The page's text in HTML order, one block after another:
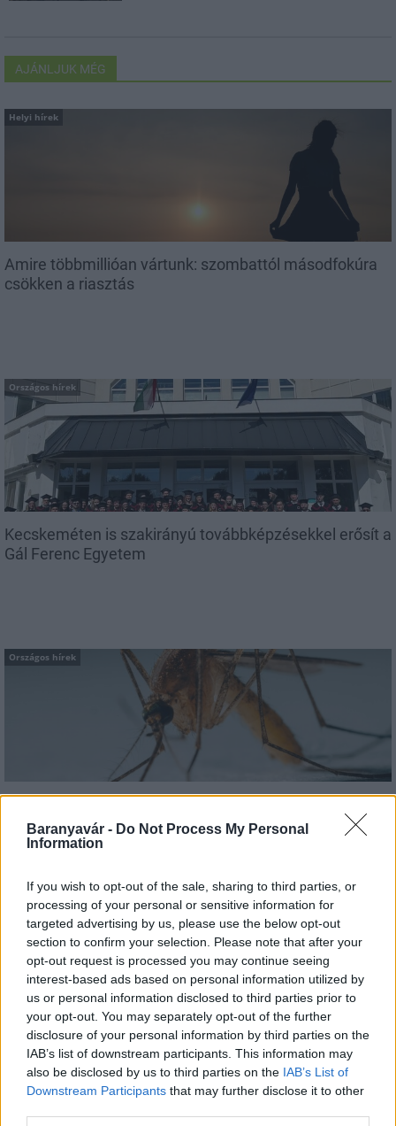
Baranyavár - Do Not Process My Personal
Information
If you wish to opt-out of the sale, sharing to third parties, or
processing of your personal or sensitive information for
targeted advertising by us, please use the below opt-out
section to confirm your selection. Please note that after your
opt-out request is processed you may continue seeing
interest-based ads based on personal information utilized by
us or personal information disclosed to third parties prior to
your opt-out. You may separately opt-out of the further
disclosure of your personal information by third parties on the
IAB’s list of downstream participants. This information may
also be disclosed by us to third parties on the IAB’s List of
Downstream Participants that may further disclose it to other
AJÁNLJUK MÉG
Helyi hírek
Amire többmillióan vártunk: szombattól másodfokúra
csökken a riasztás
Országos hírek
Kecskeméten is szakirányú továbbképzésekkel erősít a
Gál Ferenc Egyetem
Országos hírek
elkerülésében
Országos hírek
Itt az ÉVOSZ megoldása a hőhullámok és
az energiakrízis kezelésére
Országos hírek
Miért éri meg Afrikában utat építeni?
Minden, amit a GED Afrika projektről
tudni kell